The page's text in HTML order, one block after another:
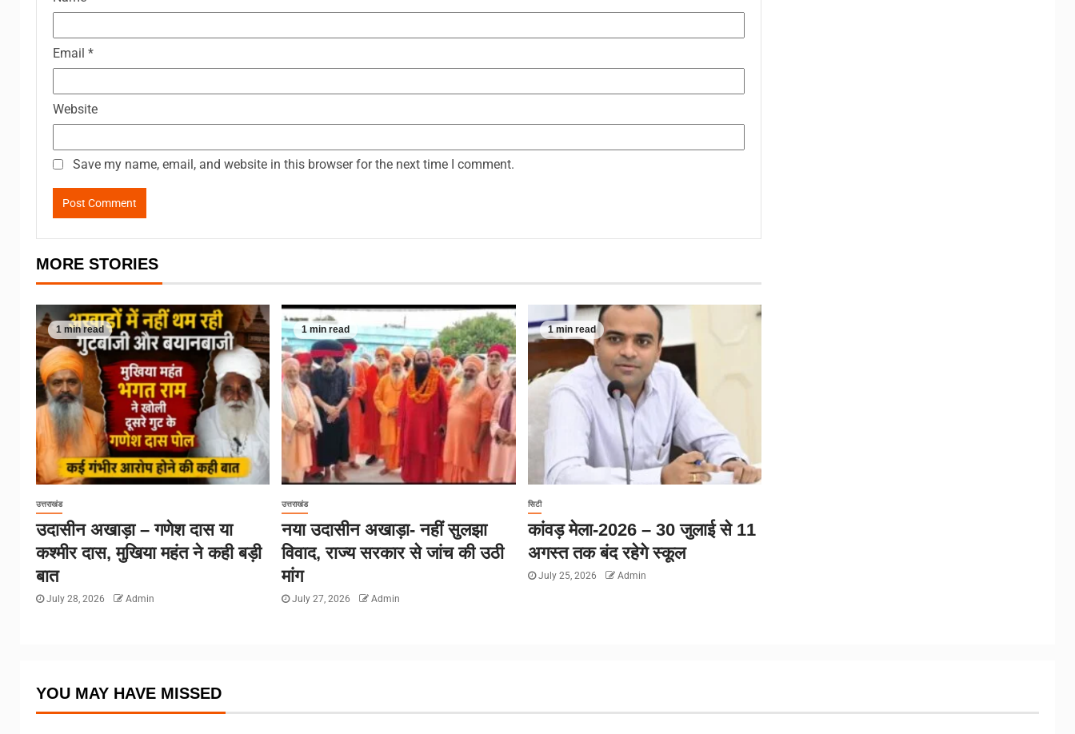
Email *
Website
Save my name, email, and website in this browser for the next time I comment.
MORE STORIES
1 min read
उत्तराखंड
उदासीन अखाड़ा – गणेश दास या
कश्मीर दास, मुखिया महंत ने कही बड़ी
बात
July 28, 2026 Admin
1 min read
उत्तराखंड
नया उदासीन अखाड़ा- नहीं सुलझा
विवाद, राज्य सरकार से जांच की उठी
मांग
July 27, 2026 Admin
1 min read
सिटी
कांवड़ मेला-2026 – 30 जुलाई से 11
अगस्त तक बंद रहेगे स्कूल
July 25, 2026 Admin
YOU MAY HAVE MISSED